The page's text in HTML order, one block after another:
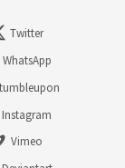
Twitter
WhatsApp
Instagram
Vimeo